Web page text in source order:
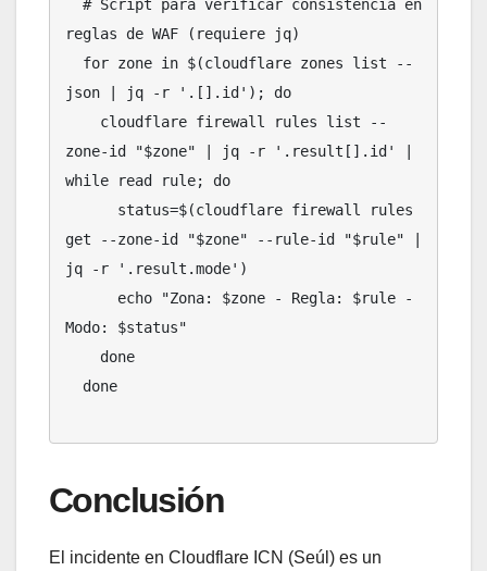
reglas de WAF (requiere jq)
json | jq -r '.[].id'); do
zone-id "$zone" | jq -r '.result[].id' |
while read rule; do
get --zone-id "$zone" --rule-id "$rule" |
jq -r '.result.mode')
Modo: $status"
Conclusión
El incidente en Cloudflare ICN (Seúl) es un